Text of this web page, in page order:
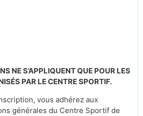
NE S’APPLIQUENT QUE POUR LES
PAR LE CENTRE SPORTIF.
vous adhérez aux
générales du Centre Sportif de